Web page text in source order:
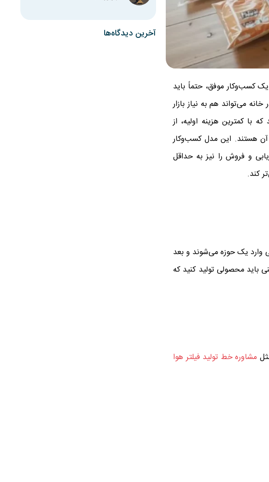
یک کسب‌وکار موفق، حتماً باید
می‌تواند هم به نیاز بازار
با کمترین هزینه اولیه، از
هستند. این مدل کسب‌وکار
و فروش را نیز به حداقل
کند.
وارد یک حوزه می‌شوند و بعد
باید محصولی تولید کنید که
مشاوره خط تولید فیلتر هوا
آخرین دیدگاه‌ها